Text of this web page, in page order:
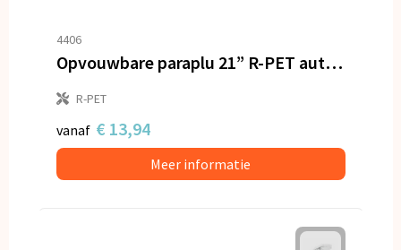
4406
Opvouwbare paraplu 21” R-PET auto open
R-PET
vanaf € 13,94
Meer informatie